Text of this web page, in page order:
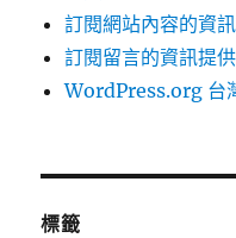
訂閱網站內容的資
訂閱留言的資訊提供
WordPress.org 台
標籤